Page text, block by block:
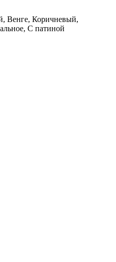
Венге, Коричневый,
С патиной